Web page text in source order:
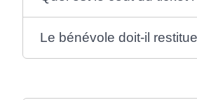
Le bénévole doit-il